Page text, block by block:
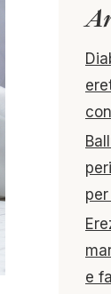
e